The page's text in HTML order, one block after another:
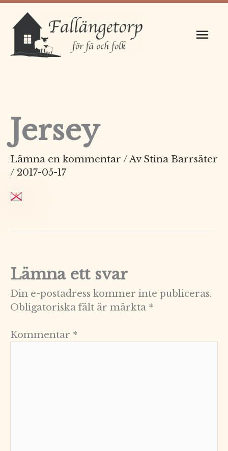
Hoppa
innehåll
Jersey
Lämna en kommentar / Av Stina Barrsäter
/ 2017-05-17
Lämna ett svar
Din e-postadress kommer inte publiceras.
Obligatoriska fält är märkta *
Kommentar *